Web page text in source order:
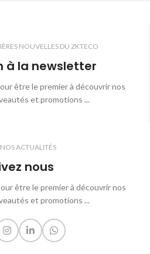
NOUVELLES DU ZKTECO
à la newsletter
être le premier à découvrir nos
et promotions ...
NOS ACTUALITÉS
nous
être le premier à découvrir nos
et promotions ...